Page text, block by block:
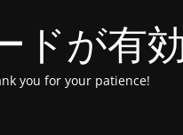
ドが有
you for your patience!